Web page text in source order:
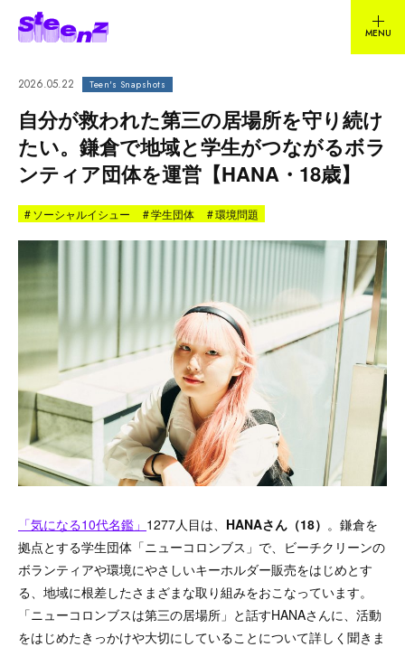
2026.05.22 Teen's Snapshots
自分が救われた第三の居場所を守り続け
たい。鎌倉で地域と学生がつながるボラ
ンティア団体を運営【HANA・18歳】
#ソーシャルイシュー #学生団体 #環境問題
「気になる10代名鑑」 1277人目は、 HANAさん（18） 。鎌倉を
拠点とする学生団体「ニューコロンブス」で、ビーチクリーンの
ボランティアや環境にやさしいキーホルダー販売をはじめとす
る、地域に根差したさまざまな取り組みをおこなっています。
「ニューコロンブスは第三の居場所」と話すHANAさんに、活動
をはじめたきっかけや大切にしていることについて詳しく聞きま